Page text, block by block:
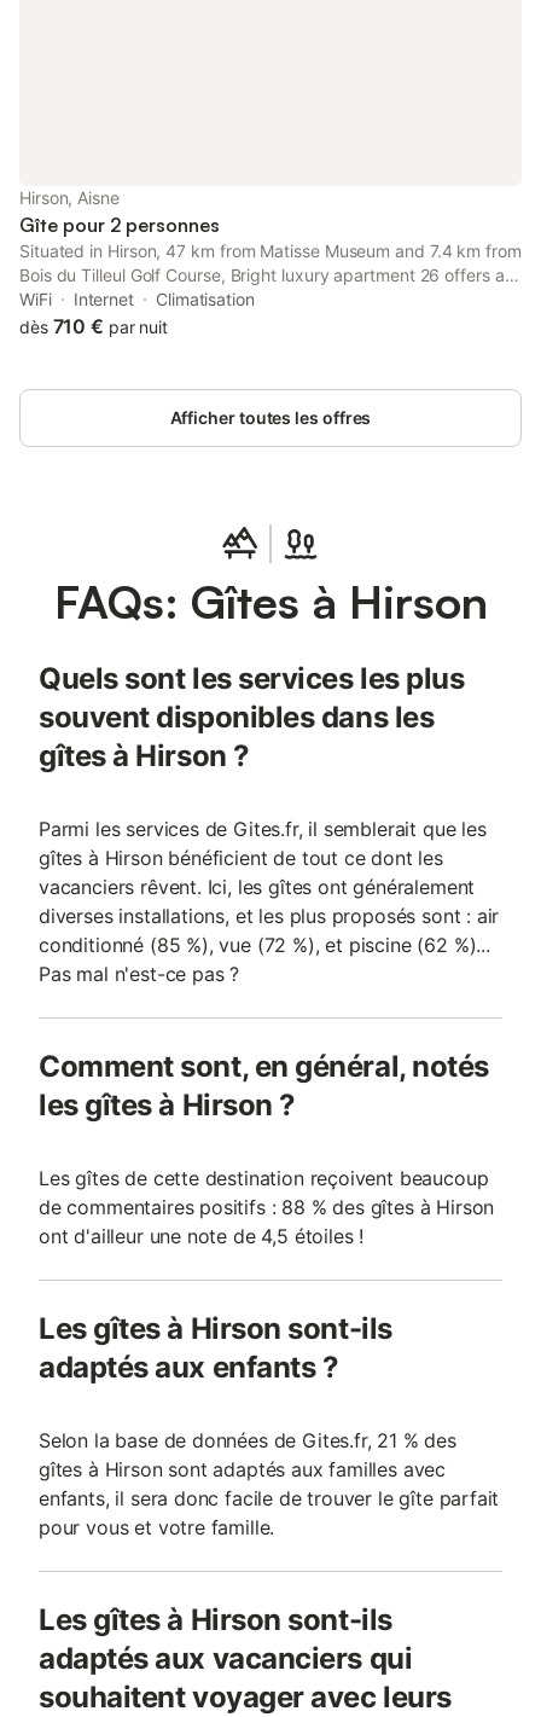
Hirson, Aisne
Gîte pour 2 personnes
Situated in Hirson, 47 km from Matisse Museum and 7.4 km from
Bois du Tilleul Golf Course, Bright luxury apartment 26 offers air
conditioning. This property offers access to a balcony, free
private parking and free WiFi.
WiFi Internet
Climatisation
dès 710 € par nuit
Afficher toutes les offres
FAQs: Gîtes à Hirson
Quels sont les services les plus
souvent disponibles dans les
gîtes à Hirson ?
Parmi les services de Gites.fr, il semblerait que les
gîtes à Hirson bénéficient de tout ce dont les
vacanciers rêvent. Ici, les gîtes ont généralement
diverses installations, et les plus proposés sont : air
conditionné (85 %), vue (72 %), et piscine (62 %)...
Pas mal n'est-ce pas ?
Comment sont, en général, notés
les gîtes à Hirson ?
Les gîtes de cette destination reçoivent beaucoup
de commentaires positifs : 88 % des gîtes à Hirson
ont d'ailleur une note de 4,5 étoiles !
Les gîtes à Hirson sont-ils
adaptés aux enfants ?
Selon la base de données de Gites.fr, 21 % des
gîtes à Hirson sont adaptés aux familles avec
enfants, il sera donc facile de trouver le gîte parfait
pour vous et votre famille.
Les gîtes à Hirson sont-ils
adaptés aux vacanciers qui
souhaitent voyager avec leurs